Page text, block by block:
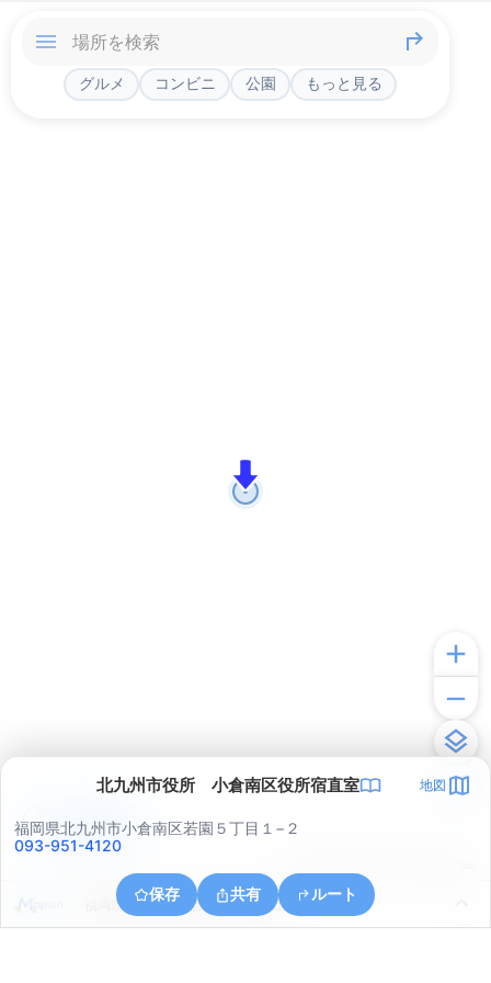
グルメ コンビニ 公園 もっと見る
北九州市役所 小倉南区役所宿直室 地図
福岡県北九州市小倉南区若園５丁目１−２
093-951-4120
保存 共有 ルート
福岡県北九州市小倉南区横代葉山９
アプリで見る